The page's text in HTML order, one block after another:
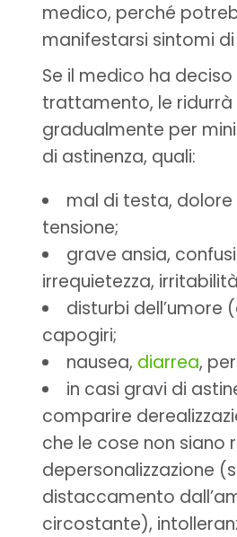
medico, perché
manifestarsi sintomi
Se il medico ha
trattamento, le ridurrà
gradualmente per
di astinenza, quali:
mal di testa, dolore
tensione;
grave ansia,
irrequietezza,
disturbi dell’umore
capogiri;
nausea, diarrea,
in casi gravi di
comparire
che le cose non siano
depersonalizzazione
distaccamento
circostante),